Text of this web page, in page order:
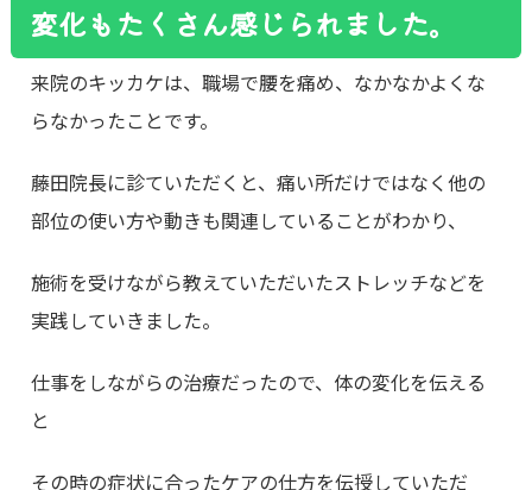
変化もたくさん感じられました。
来院のキッカケは、職場で腰を痛め、なかなかよくな
らなかったことです。
藤田院長に診ていただくと、痛い所だけではなく他の
部位の使い方や動きも関連していることがわかり、
施術を受けながら教えていただいたストレッチなどを
実践していきました。
仕事をしながらの治療だったので、体の変化を伝える
と
その時の症状に合ったケアの仕方を伝授していただ